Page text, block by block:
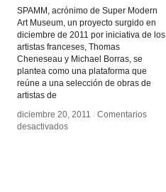
SPAMM, acrónimo de Super Modern
Art Museum, un proyecto surgido en
diciembre de 2011 por iniciativa de los
artistas franceses, Thomas
Cheneseau y Michael Borras, se
plantea como una plataforma que
reúne a una selección de obras de
artistas de
diciembre 20, 2011 / Comentarios
desactivadosen
diciembre 20, 2011 / Comentarios
desactivadosen